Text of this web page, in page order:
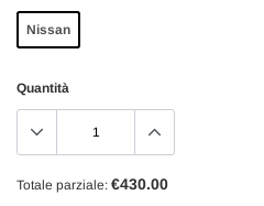
Nissan
Quantità
Totale parziale: €430.00